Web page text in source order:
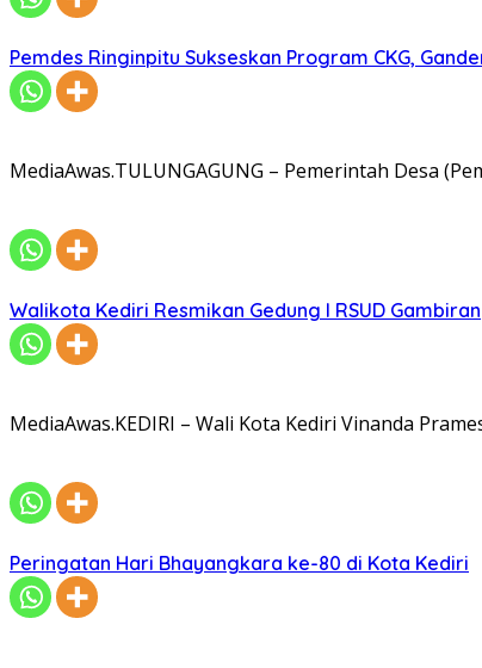
Pemdes Ringinpitu Sukseskan Program CKG,
MediaAwas.TULUNGAGUNG – Pemerintah Desa
Walikota Kediri Resmikan Gedung I RSUD Gambiran
MediaAwas.KEDIRI – Wali Kota Kediri Vinanda
Peringatan Hari Bhayangkara ke-80 di Kota Kediri